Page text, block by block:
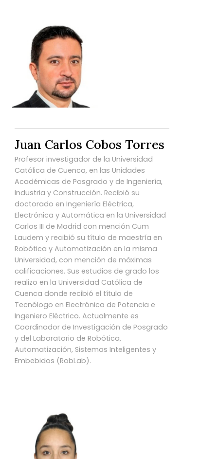
Juan Carlos Cobos Torres
Profesor investigador de la Universidad
Católica de Cuenca, en las Unidades
Académicas de Posgrado y de Ingeniería,
Industria y Construcción. Recibió su
doctorado en Ingeniería Eléctrica,
Electrónica y Automática en la Universidad
Carlos III de Madrid con mención Cum
Laudem y recibió su título de maestría en
Robótica y Automatización en la misma
Universidad, con mención de máximas
calificaciones. Sus estudios de grado los
realizo en la Universidad Católica de
Cuenca donde recibió el título de
Tecnólogo en Electrónica de Potencia e
Ingeniero Eléctrico. Actualmente es
Coordinador de Investigación de Posgrado
y del Laboratorio de Robótica,
Automatización, Sistemas Inteligentes y
Embebidos (RobLab).